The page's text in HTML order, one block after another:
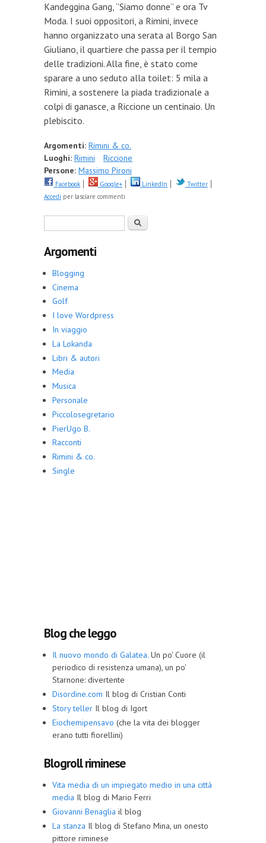
Kandeggina Gang, “Siamo donne” e ora Tv
Moda. I suoi oppositori, a Rimini, invece
hanno organizzato una serata al Borgo San
Giuliano, il quartiere che passa per il tempio
delle tradizioni. Alla fine, è stato come
sparare a uno seduto alla toilet: 5 mila a
Rimini, a sostenere la piada tradizionale a
colpi di ganasce, a Riccione un centinaio. Un
plebiscito.
Argomenti: Rimini & co.
Luoghi: Rimini
Riccione
Persone: Massimo Pironi
Facebook Google+ LinkedIn
Twitter
Accedi per lasciare commenti
Cerca
Argomenti
Blogging
Cinema
Golf
I love Wordpress
In viaggio
La Lokanda
Libri & autori
Media
Musica
Personale
Piccolosegretario
PierUgo B.
Racconti
Rimini & co.
Single
Blog che leggo
Il nuovo mondo di Galatea. Un po' Cuore (il
periodico di resistenza umana), un po'
Starnone: divertente
Disordine.com Il blog di Cristian Conti
Story teller Il blog di Igort
Eiochemipensavo (che la vita dei blogger
erano tutti fiorellini)
Blogroll riminese
Vita media di un impiegato medio in una città
media Il blog di Mario Ferri
Giovanni Benaglia il blog
La stanza Il blog di Stefano Mina, un onesto
pittore riminese